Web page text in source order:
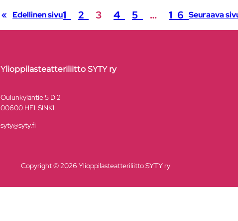
« Edellinen sivu1 2 3 4 5 … 16 Seuraava
Ylioppilasteatteriliitto SYTY ry
​Oulunkyläntie 5 D 2
00600 HELSINKI
syty@syty.fi
Copyright © 2026 Ylioppilasteatteriliitto SYTY ry